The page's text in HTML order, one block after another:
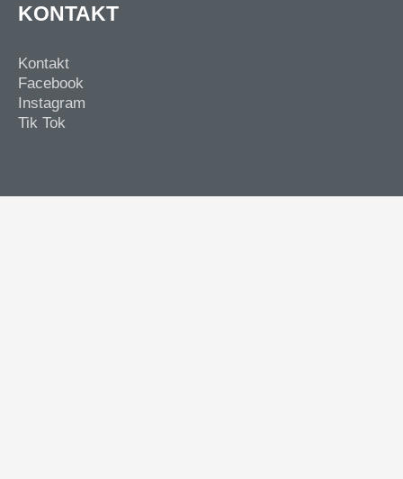
KONTAKT
Kontakt
Facebook
Instagram
Tik Tok